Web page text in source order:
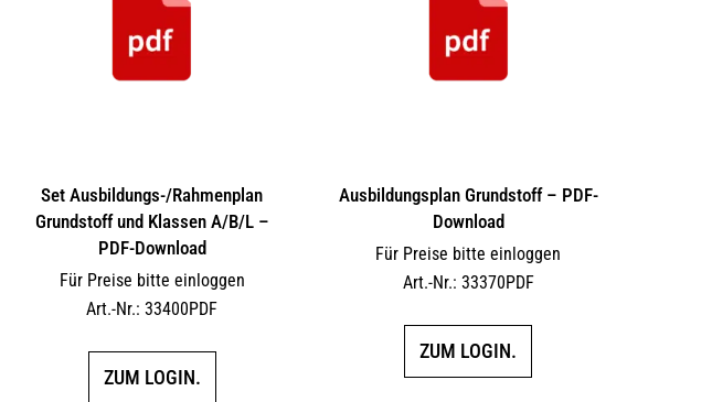
Set Ausbildungs-/Rahmenplan
Grundstoff und Klassen A/B/L –
PDF-Download
Für Preise bitte einloggen
Art.-Nr.: 33400PDF
ZUM LOGIN.
Ausbildungsplan Grundstoff – PDF-
Download
Für Preise bitte einloggen
Art.-Nr.: 33370PDF
ZUM LOGIN.